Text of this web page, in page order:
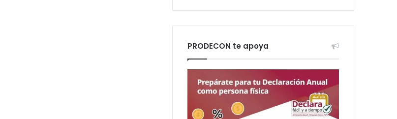
PRODECON te apoya